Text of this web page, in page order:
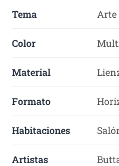
Tema Arte
Color
Material
Formato
Habitaciones
Artistas